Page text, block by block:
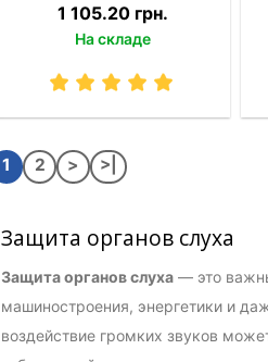
1 105.20 грн.
На складе
1 2 > >|
Защита органов слуха
Защита органов слуха— это
машиностроения, энергетики и
воздействие громких звуков